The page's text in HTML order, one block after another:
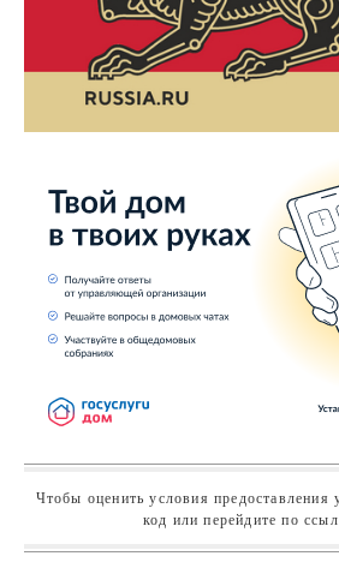
Чтобы оценить условия предоставления
код или перейдите по